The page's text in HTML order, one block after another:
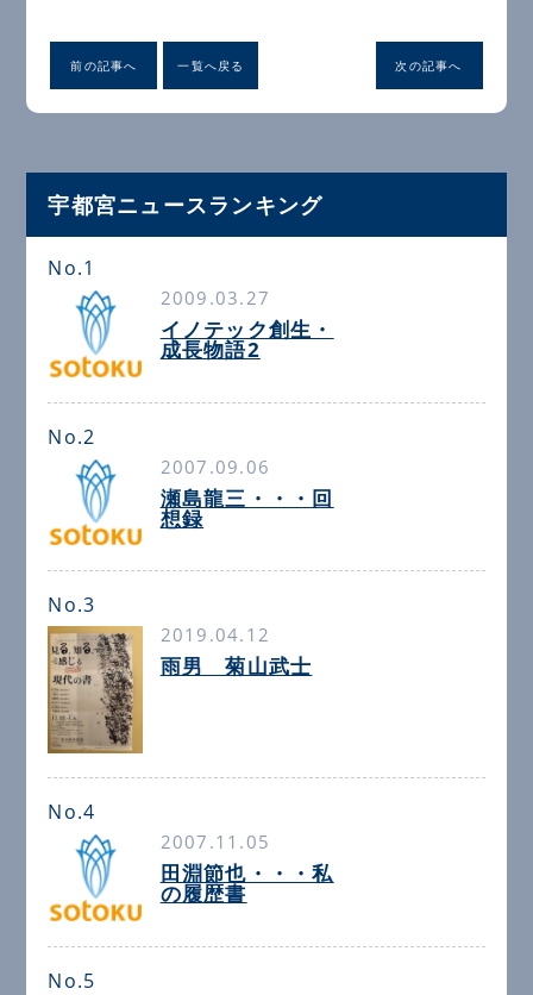
前の記事へ 一覧へ戻る 次の記事へ
宇都宮ニュースランキング
No.1
2009.03.27
イノテック創生・
成長物語2
No.2
2007.09.06
瀬島龍三・・・回
想録
No.3
2019.04.12
雨男 菊山武士
No.4
2007.11.05
田淵節也・・・私
の履歴書
No.5